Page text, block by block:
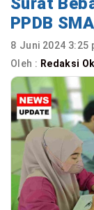
PPDB
8 Juni 2024 3:25
Oleh : Redaksi